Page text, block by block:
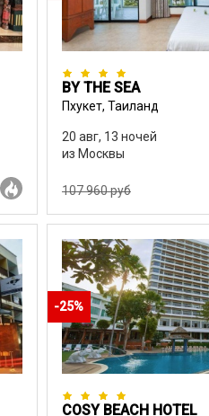
BY THE SEA
Пхукет, Таиланд
20 авг, 13 ночей
из Москвы
107 960 руб
-25%
COSY BEACH HOTEL